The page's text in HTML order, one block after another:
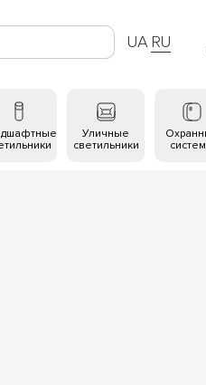
UA RU
Уличные
светильники